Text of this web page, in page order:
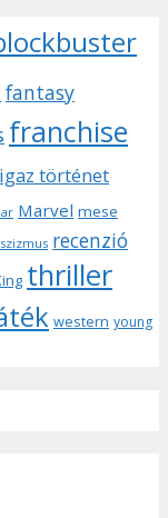
fantasy
franchise
igaz történet
Marvel mese
recenzió
thriller
western young